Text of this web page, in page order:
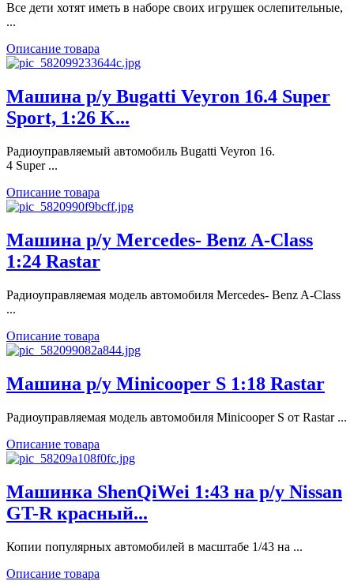
Все дети хотят иметь в наборе своих игрушек ослепительные,
...
Описание товара
Машина р/у Bugatti Veyron 16.4 Super
Sport, 1:26 K...
Радиоуправляемый автомобиль Bugatti Veyron 16.
4 Super ...
Описание товара
Машина р/у Mercedes- Benz A-Class
1:24 Rastar
Радиоуправляемая модель автомобиля Mercedes- Benz A-Class
...
Описание товара
Машина р/у Minicooper S 1:18 Rastar
Радиоуправляемая модель автомобиля Minicooper S от Rastar ...
Описание товара
Машинка ShenQiWei 1:43 на р/у Nissan
GT-R красный...
Копии популярных автомобилей в масштабе 1/43 на ...
Описание товара